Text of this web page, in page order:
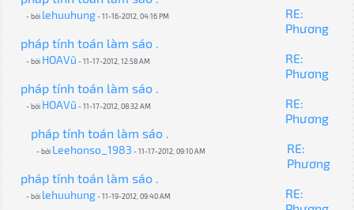
- bởi lehuuhung- 11-16-2012, 04:16 PM
RE:
Phương
pháp tính toán làm sáo .
- bởi HOAVũ - 11-17-2012, 12:58 AM
RE:
Phương
pháp tính toán làm sáo .
- bởi HOAVũ - 11-17-2012, 08:32 AM
RE:
Phương
pháp tính toán làm sáo .
- bởi Leehonso_1983 - 11-17-2012, 09:10 AM
RE:
Phương
pháp tính toán làm sáo .
- bởi lehuuhung- 11-19-2012, 09:40 AM
RE: